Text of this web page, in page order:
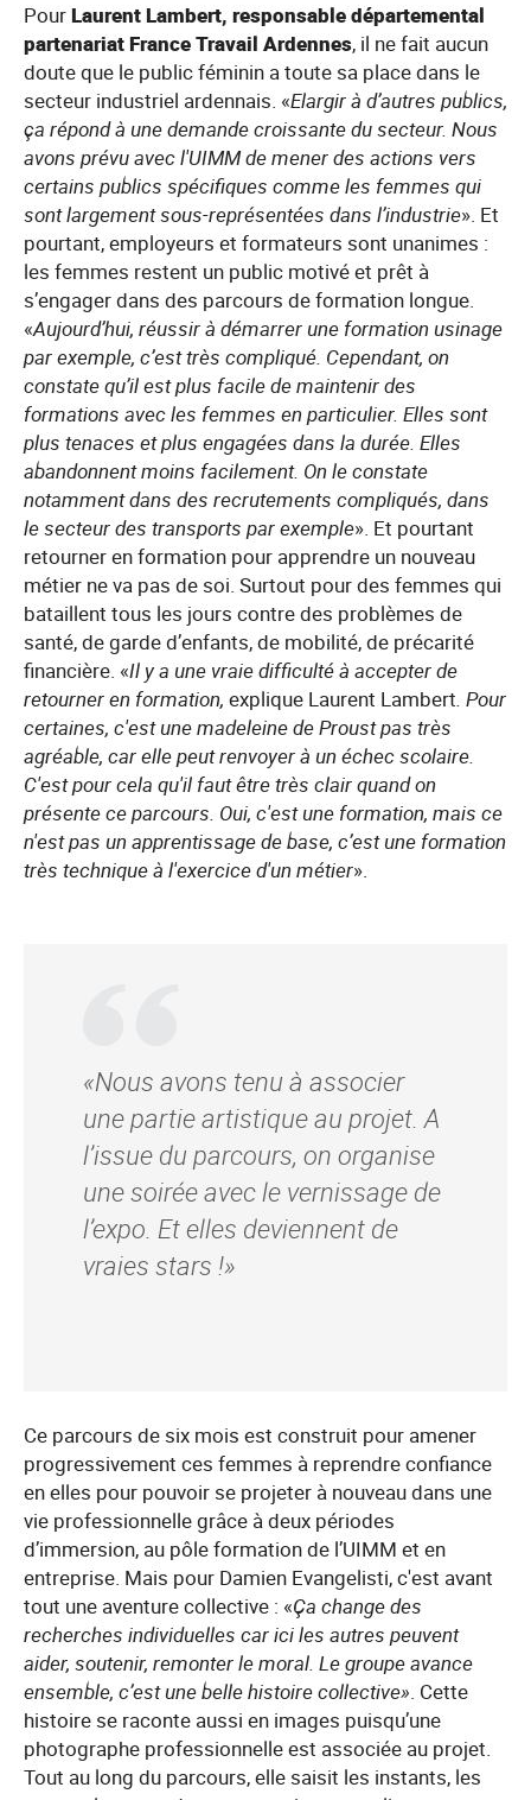
Pour Laurent Lambert, responsable départemental
partenariat France Travail Ardennes, il ne fait aucun
doute que le public féminin a toute sa place dans le
secteur industriel ardennais. «Elargir à d’autres publics,
ça répond à une demande croissante du secteur. Nous
avons prévu avec l'UIMM de mener des actions vers
certains publics spécifiques comme les femmes qui
sont largement sous-représentées dans l’industrie». Et
pourtant, employeurs et formateurs sont unanimes :
les femmes restent un public motivé et prêt à
s’engager dans des parcours de formation longue.
«Aujourd’hui, réussir à démarrer une formation usinage
par exemple, c’est très compliqué. Cependant, on
constate qu’il est plus facile de maintenir des
formations avec les femmes en particulier. Elles sont
plus tenaces et plus engagées dans la durée. Elles
abandonnent moins facilement. On le constate
notamment dans des recrutements compliqués, dans
le secteur des transports par exemple». Et pourtant
retourner en formation pour apprendre un nouveau
métier ne va pas de soi. Surtout pour des femmes qui
bataillent tous les jours contre des problèmes de
santé, de garde d’enfants, de mobilité, de précarité
financière. «Il y a une vraie difficulté à accepter de
retourner en formation, explique Laurent Lambert. Pour
certaines, c'est une madeleine de Proust pas très
agréable, car elle peut renvoyer à un échec scolaire.
C'est pour cela qu'il faut être très clair quand on
présente ce parcours. Oui, c'est une formation, mais ce
n'est pas un apprentissage de base, c’est une formation
très technique à l'exercice d'un métier».
«Nous avons tenu à associer
une partie artistique au projet. A
l’issue du parcours, on organise
une soirée avec le vernissage de
l’expo. Et elles deviennent de
vraies stars !»
Ce parcours de six mois est construit pour amener
progressivement ces femmes à reprendre confiance
en elles pour pouvoir se projeter à nouveau dans une
vie professionnelle grâce à deux périodes
d’immersion, au pôle formation de l’UIMM et en
entreprise. Mais pour Damien Evangelisti, c'est avant
tout une aventure collective : «Ça change des
recherches individuelles car ici les autres peuvent
aider, soutenir, remonter le moral. Le groupe avance
ensemble, c’est une belle histoire collective». Cette
histoire se raconte aussi en images puisqu’une
photographe professionnelle est associée au projet.
Tout au long du parcours, elle saisit les instants, les